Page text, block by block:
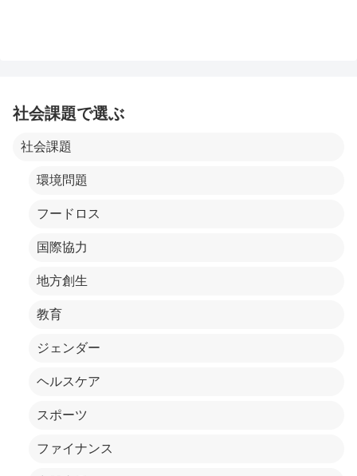
社会課題で選ぶ
社会課題
環境問題
フードロス
国際協力
地方創生
教育
ジェンダー
ヘルスケア
スポーツ
ファイナンス